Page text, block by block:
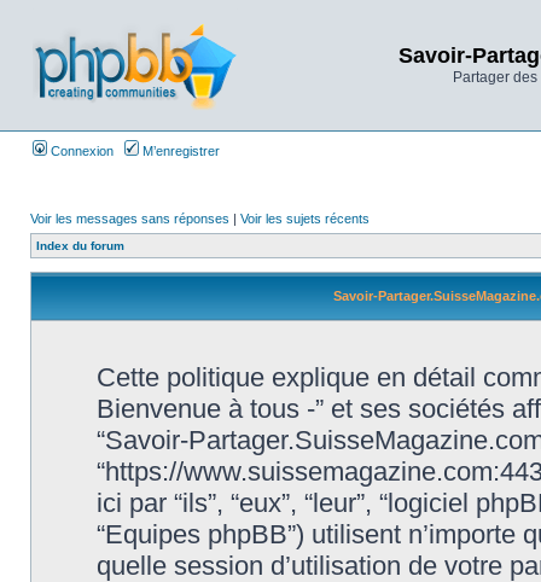
Savoir-
Partager
Connexion M’enregistrer
Voir les messages sans réponses | Voir les sujets récents
Index du forum
Savoir-
Cette politique explique en détail
Bienvenue à tous -” et ses sociétés
“Savoir-
“https://
ici par “ils”, “eux”, “leur”, “logiciel
“Equipes phpBB”) utilisent n’importe
quelle session d’utilisation de votre